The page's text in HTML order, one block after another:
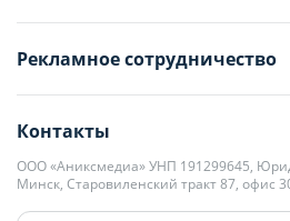
+375 29 376-13-70
+375 33 376-13-70
editor@domovita.by
Мы принимаем звонки и отвечаем на
18:00.
Рекламное сотрудничество
+375 29 563-15-61 Кристина
kb@domovita.by
+375 29 179-11-28 Владислав
vg@domovita.by
Контакты
ООО «Аниксмедиа» УНП 191299645,
Минск, Старовиленский тракт 87, офис